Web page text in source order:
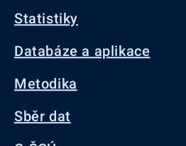
Statistiky
Databáze a aplikace
Metodika
Sběr dat